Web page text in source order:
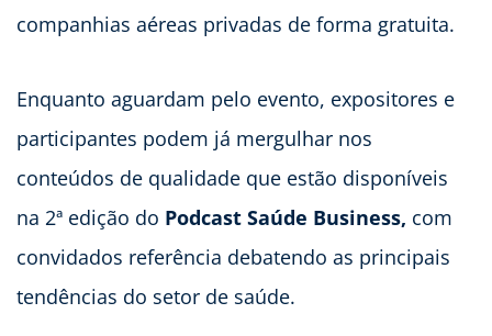
companhias aéreas privadas de forma gratuita.
Enquanto aguardam pelo evento, expositores e
participantes podem já mergulhar nos
conteúdos de qualidade que estão disponíveis
na 2ª edição do Podcast Saúde Business, com
convidados referência debatendo as principais
tendências do setor de saúde.